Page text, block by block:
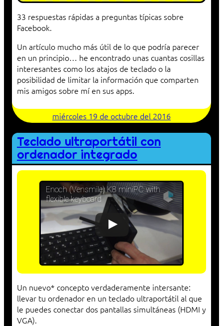
33 respuestas rápidas a preguntas típicas sobre
Facebook.
Un artículo mucho más útil de lo que podría parecer
en un principio… he encontrado unas cuantas cosillas
interesantes como los atajos de teclado o la
posibilidad de limitar la información que comparten
mis amigos sobre mí en sus apps.
miércoles 19 de octubre del 2016
Teclado ultraportátil con
ordenador integrado
Enoch (Vensmile) K8 miniPC with
flexible keyboard
Un nuevo* concepto verdaderamente intersante:
llevar tu ordenador en un teclado ultraportátil al que
le puedes conectar dos pantallas simultáneas (HDMI y
VGA).